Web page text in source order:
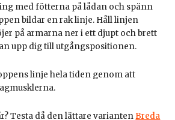
med fötterna på lådan och spänn
bildar en rak linje. Håll linjen
på armarna ner i ett djupt och brett
upp dig till utgångspositionen.
linje hela tiden genom att
Testa då den lättare variantenBreda